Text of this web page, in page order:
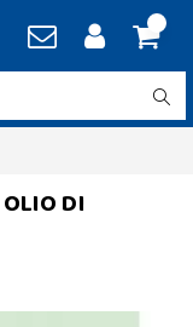
DI